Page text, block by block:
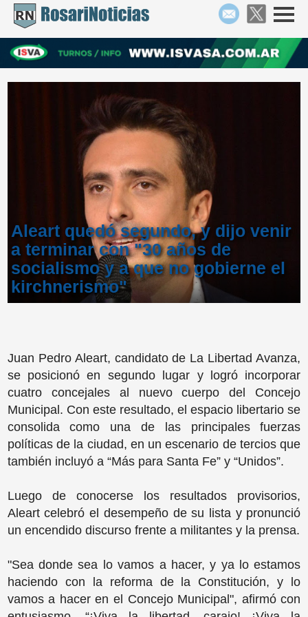
Aleart quedó segundo, y dijo venir
a terminar con "30 años de
socialismo y a que no gobierne el
kirchnerismo"
Juan Pedro Aleart, candidato de La Libertad Avanza,
se posicionó en segundo lugar y logró incorporar
cuatro concejales al nuevo cuerpo del Concejo
Municipal. Con este resultado, el espacio libertario se
consolida como una de las principales fuerzas
políticas de la ciudad, en un escenario de tercios que
también incluyó a “Más para Santa Fe” y “Unidos”.
Luego de conocerse los resultados provisorios,
Aleart celebró el desempeño de su lista y pronunció
un encendido discurso frente a militantes y la prensa.
"Sea donde sea lo vamos a hacer, y ya lo estamos
haciendo con la reforma de la Constitución, y lo
vamos a hacer en el Concejo Municipal", afirmó con